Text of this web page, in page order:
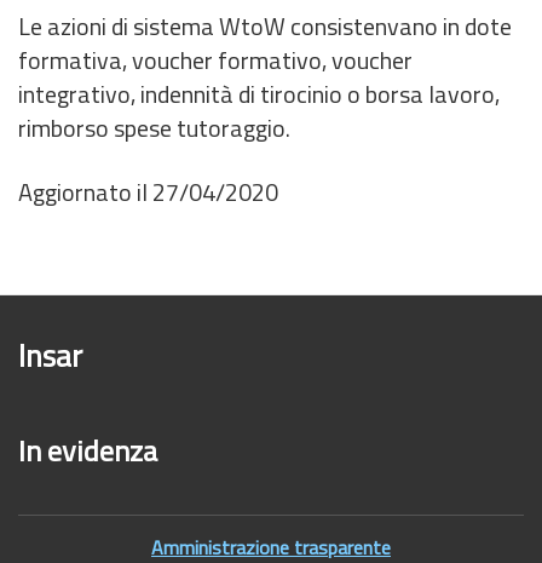
Le azioni di sistema WtoW consistenvano in dote
formativa, voucher formativo, voucher
integrativo, indennità di tirocinio o borsa lavoro,
rimborso spese tutoraggio.
Aggiornato il 27/04/2020
Insar
In evidenza
Amministrazione trasparente